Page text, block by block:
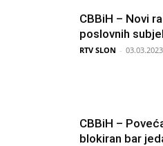
CBBiH – Novi
poslovnih
RTV SLON -
CBBiH –
blokiran bar